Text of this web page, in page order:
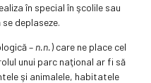
în special în şcolile sau
deplaseze.
– n.n.) care ne place cel
unui parc naţional ar fi să
şi animalele, habitatele